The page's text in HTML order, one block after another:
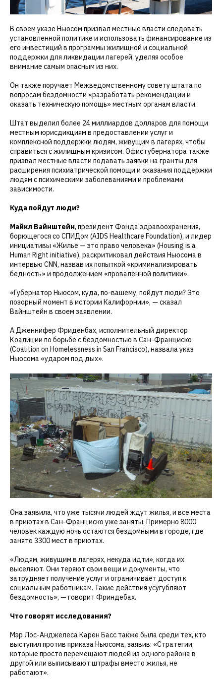
В своем указе Ньюсом призвал местные власти следовать
установленной политике и использовать финансирование из
его инвестиций в программы жилищной и социальной
поддержки для ликвидации лагерей, уделяя особое
внимание самым опасным из них.
Он также поручает Межведомственному совету штата по
вопросам бездомности «разработать рекомендации и
оказать техническую помощь» местным органам власти.
Штат выделил более 24 миллиардов долларов для помощи
местным юрисдикциям в предоставлении услуг и
комплексной поддержки людям, живущим в лагерях, чтобы
справиться с жилищным кризисом. Офис губернатора также
призвал местные власти подавать заявки на гранты для
расширения психиатрической помощи и оказания поддержки
людям с психическими заболеваниями и проблемами
зависимости.
Куда пойдут люди?
Майкл Вайнштейн, президент Фонда здравоохранения,
борющегося со СПИДом (AIDS Healthcare Foundation), и лидер
инициативы «Жилье — это право человека» (Housing is a
Human Right initiative), раскритиковал действия Ньюсома в
интервью CNN, назвав их попыткой «криминализировать
бедность» и продолжением «проваленной политики».
«Губернатор Ньюсом, куда, по-вашему, пойдут люди? Это
позорный момент в истории Калифорнии», — сказал
Вайнштейн в своем заявлении.
А Дженнифер Фриденбах, исполнительный директор
Коалиции по борьбе с бездомностью в Сан-Франциско
(Coalition on Homelessness in San Francisco), назвала указ
Ньюсома «ударом под дых».
Она заявила, что уже тысячи людей ждут жилья, и все места
в приютах в Сан-Франциско уже заняты. Примерно 8000
человек каждую ночь остаются бездомными в городе, где
занято 3300 мест в приютах.
«Людям, живущим в лагерях, некуда идти», когда их
выселяют. Они теряют свои вещи и документы, что
затрудняет получение услуг и ограничивает доступ к
социальным работникам. Такие действия усугубляют
бездомность», — говорит Фриндебах.
Что говорят исследования?
Мэр Лос-Анджелеса Карен Басс также была среди тех, кто
выступил против приказа Ньюсома, заявив: «Стратегии,
которые просто перемещают людей из одного района в
другой или выписывают штрафы вместо жилья, не
работают».